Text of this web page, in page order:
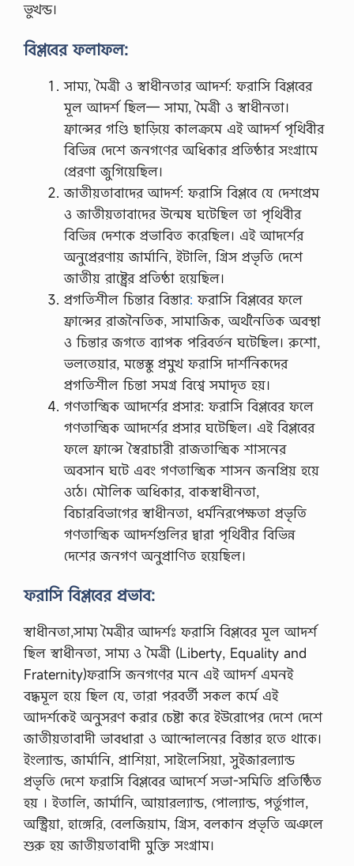
ভুখন্ড।
বিপ্লবের ফলাফল:
সাম্য, মৈত্রী ও স্বাধীনতার আদর্শ: ফরাসি বিপ্লবের
মূল আদর্শ ছিল— সাম্য, মৈত্রী ও স্বাধীনতা।
ফ্রান্সের গণ্ডি ছাড়িয়ে কালক্রমে এই আদর্শ পৃথিবীর
বিভিন্ন দেশে জনগণের অধিকার প্রতিষ্ঠার সংগ্রামে
প্রেরণা জুগিয়েছিল।
জাতীয়তাবাদের আদর্শ: ফরাসি বিপ্লবে যে দেশপ্রেম
ও জাতীয়তাবাদের উন্মেষ ঘটেছিল তা পৃথিবীর
বিভিন্ন দেশকে প্রভাবিত করেছিল। এই আদর্শের
অনুপ্রেরণায় জার্মানি, ইটালি, গ্রিস প্রভৃতি দেশে
জাতীয় রাষ্ট্রের প্রতিষ্ঠা হয়েছিল।
প্রগতিশীল চিন্তার বিস্তার: ফরাসি বিপ্লবের ফলে
ফ্রান্সের রাজনৈতিক, সামাজিক, অর্থনৈতিক অবস্থা
ও চিন্তার জগতে ব্যাপক পরিবর্তন ঘটেছিল। রুশো,
ভলতেয়ার, মন্তেস্কু প্রমুখ ফরাসি দার্শনিকদের
প্রগতিশীল চিন্তা সমগ্র বিশ্বে সমাদৃত হয়।
গণতান্ত্রিক আদর্শের প্রসার: ফরাসি বিপ্লবের ফলে
গণতান্ত্রিক আদর্শের প্রসার ঘটেছিল। এই বিপ্লবের
ফলে ফ্রান্সে স্বৈরাচারী রাজতান্ত্রিক শাসনের
অবসান ঘটে এবং গণতান্ত্রিক শাসন জনপ্রিয় হয়ে
ওঠে। মৌলিক অধিকার, বাকস্বাধীনতা,
বিচারবিভাগের স্বাধীনতা, ধর্মনিরপেক্ষতা প্রভৃতি
গণতান্ত্রিক আদর্শগুলির দ্বারা পৃথিবীর বিভিন্ন
দেশের জনগণ অনুপ্রাণিত হয়েছিল।
ফরাসি বিপ্লবের প্রভাব:
স্বাধীনতা,সাম্য মৈত্রীর আদর্শঃ ফরাসি বিপ্লবের মূল আদর্শ
ছিল স্বাধীনতা, সাম্য ও মৈত্রী (Liberty, Equality and
Fraternity)ফরাসি জনগণের মনে এই আদর্শ এমনই
বদ্ধমূল হয়ে ছিল যে, তারা পরবর্তী সকল কর্মে এই
আদর্শকেই অনুসরণ করার চেষ্টা করে ইউরোপের দেশে দেশে
জাতীয়তাবাদী ভাবধারা ও আন্দোলনের বিস্তার হতে থাকে।
ইংল্যান্ড, জার্মানি, প্রাশিয়া, সাইলেসিয়া, সুইজারল্যান্ড
প্রভৃতি দেশে ফরাসি বিপ্লবের আদর্শে সভা-সমিতি প্রতিষ্ঠিত
হয় । ইতালি, জার্মানি, আয়ারল্যান্ড, পোল্যান্ড, পর্তুগাল,
অস্ট্রিয়া, হাঙ্গেরি, বেলজিয়াম, গ্রিস, বলকান প্রভৃতি অঞলে
শুরু হয় জাতীয়তাবাদী মুক্তি সংগ্রাম।